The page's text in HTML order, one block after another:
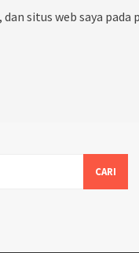
situs web saya